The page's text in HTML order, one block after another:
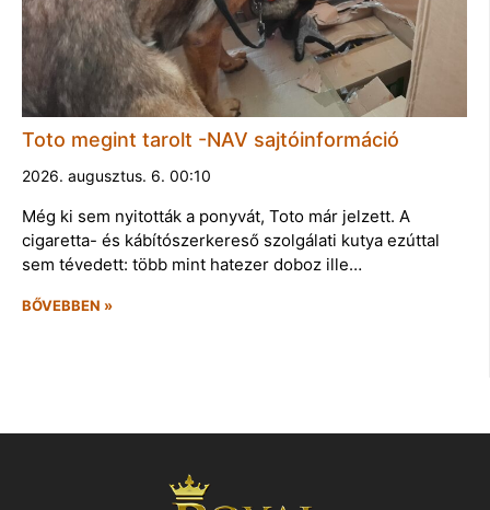
Toto megint tarolt -NAV sajtóinformáció
2026. augusztus. 6. 00:10
Még ki sem nyitották a ponyvát, Toto már jelzett. A
cigaretta- és kábítószerkereső szolgálati kutya ezúttal
sem tévedett: több mint hatezer doboz ille…
BŐVEBBEN »